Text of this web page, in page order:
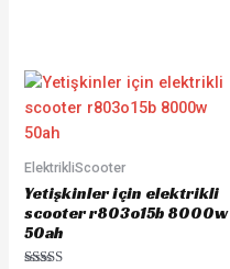
ElektrikliScooter
Yetişkinler için elektrikli
scooter r803o15b 8000w
50ah